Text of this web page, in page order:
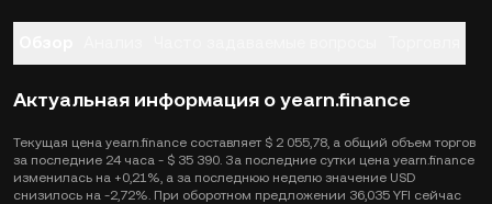
Актуальная информация о yearn.finance
Текущая цена yearn.finance составляет $ 2 055,78, а общий объем торгов
за последние 24 часа - $ 35 390. За последние сутки цена yearn.finance
изменилась на +0,21%, а за последнюю неделю значение USD
снизилось на -2,72%. При оборотном предложении 36,035 YFI сейчас